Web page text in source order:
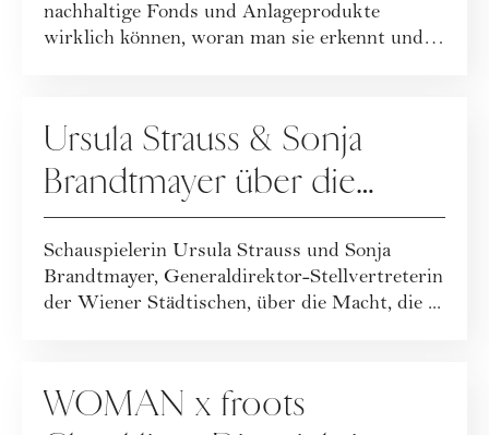
nachhaltige Fonds und Anlageprodukte
wirklich können, woran man sie erkennt und
Ursula Strauss & Sonja
Brandtmayer über die
Macht von Frauen und
Finanzen
Schauspielerin Ursula Strauss und Sonja
Brandtmayer, Generaldirektor-Stellvertreterin
der Wiener Städtischen, über die Macht, die ...
WOMAN x froots